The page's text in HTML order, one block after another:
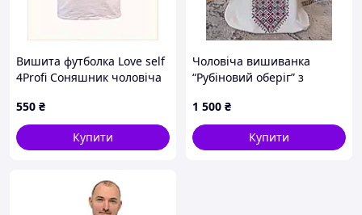
Вишита футболка Love self
4Profi Соняшник чоловіча
550 ₴
Купити
Чоловіча вишиванка
“Рубіновий оберіг” з
1 500 ₴
Купити